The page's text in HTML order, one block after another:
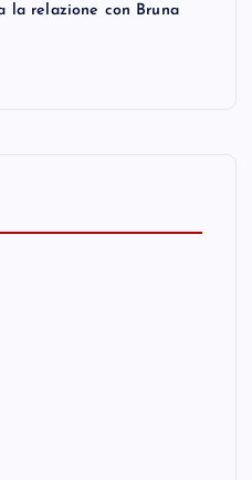
la relazione con Bruna